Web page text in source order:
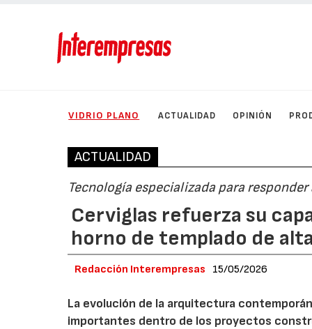
VIDRIO PLANO ACTUALIDAD OPINIÓN
ACTUALIDAD
Tecnología especializada para
Cerviglas refuerza su
horno de templado de
Redacción Interempresas 15/05/2026
La evolución de la arquitectura
importantes dentro de los proyectos